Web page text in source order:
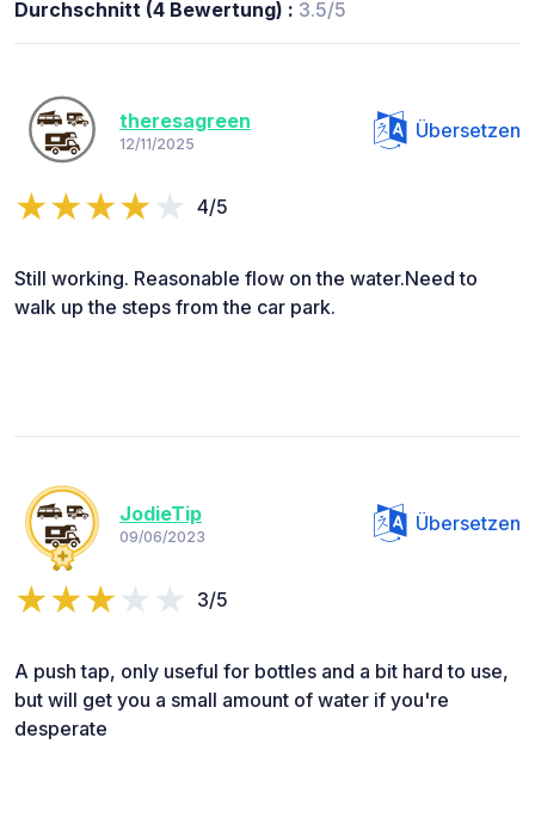
Durchschnitt (4 Bewertung) : 3.5/5
theresagreen
12/11/2025
Übersetzen
4/5
Still working. Reasonable flow on the water.Need to
walk up the steps from the car park.
JodieTip
09/06/2023
Übersetzen
3/5
A push tap, only useful for bottles and a bit hard to use,
but will get you a small amount of water if you're
desperate